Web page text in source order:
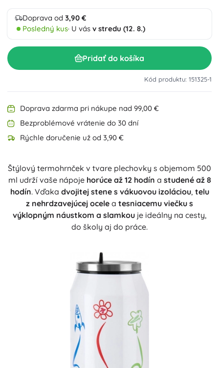
Doprava od 3,90 €
Posledný kus· U vás v stredu (12. 8.)
Pridať do košíka
Kód produktu: 151325-1
Doprava zdarma pri nákupe nad 99,00 €
Bezproblémové vrátenie do 30 dní
Rýchle doručenie už od 3,90 €
Štýlový termohrnček v tvare plechovky s objemom 500
ml udrží vaše nápoje horúce až 12 hodín a studené až 8
hodín. Vďaka dvojitej stene s vákuovou izoláciou, telu
z nehrdzavejúcej ocele a tesniacemu viečku s
výklopným náustkom a slamkouje ideálny na cesty,
do školy aj do práce.